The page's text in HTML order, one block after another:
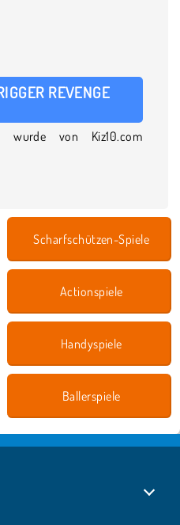
REVENGE
wurde von Kiz10.com
Scharfschützen-Spiele
Actionspiele
Handyspiele
Ballerspiele